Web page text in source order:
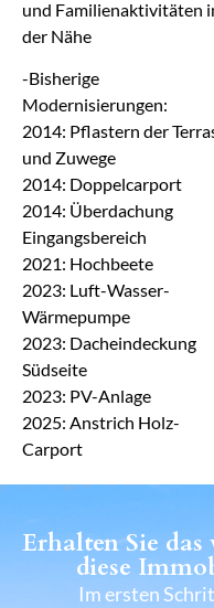
und Familienaktivitäten
der Nähe
-Bisherige
Modernisierungen:
2014: Pflastern der
und Zuwege
2014: Doppelcarport
2014: Überdachung
Eingangsbereich
2021: Hochbeete
2023: Luft-Wasser-
Wärmepumpe
2023: Dacheindeckung
Südseite
2023: PV-Anlage
2025: Anstrich Holz-
Carport
Erhalten Sie
diese
Im ersten